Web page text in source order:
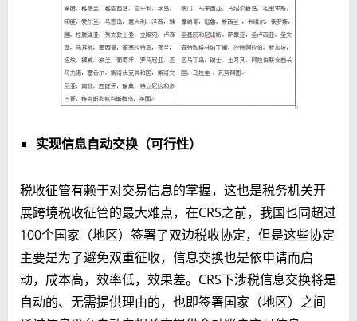
实现信息自动交换（可行性）
税收征管有赖于对交易信息的掌握，这也是税务机关开
展跨境税收征管的最大难点，在CRS之前，我国也同超过
100个国家（地区）签署了双边税收协定，但是这些协定
主要是为了避免双重征收，信息交换也是依申请而启
动，成本高，效率低，效果差。CRS下涉税信息交换将是
自动的、无需提供理由的，也即签署国家（地区）之间